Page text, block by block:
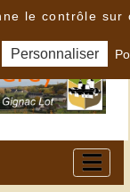
le contrôle sur
Personnaliser